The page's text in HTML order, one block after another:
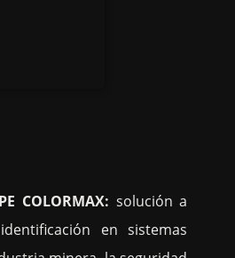
COLORMAX: solución a
en sistemas